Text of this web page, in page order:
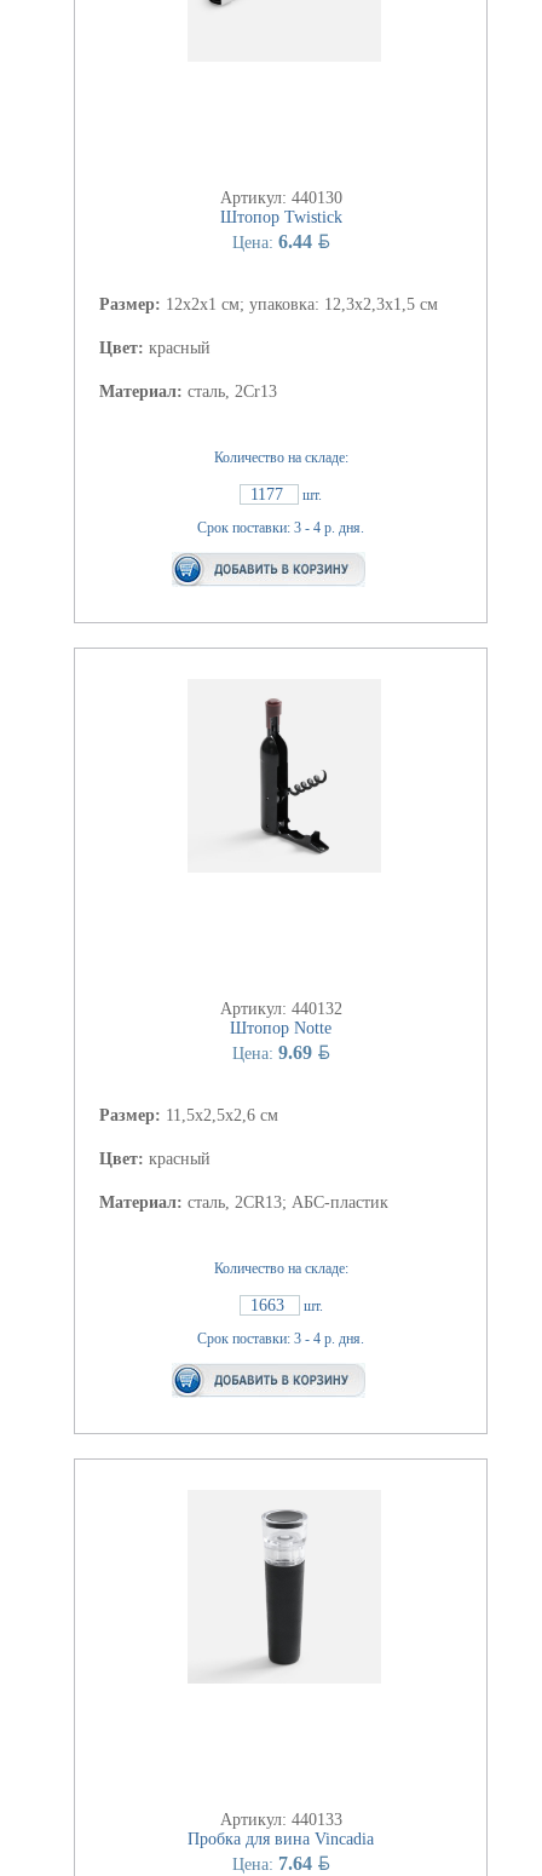
Артикул: 440130
Штопор Twistick
Цена: 6.44 BYN
Размер: 12х2х1 см; упаковка: 12,3х2,3х1,5 см
Цвет: красный
Материал: сталь, 2Cr13
Количество на складе:
1177
шт.
Срок поставки: 3 - 4 р. дня.
Артикул: 440132
Штопор Notte
Цена: 9.69 BYN
Размер: 11,5х2,5х2,6 см
Цвет: красный
Материал: сталь, 2CR13; АБС-пластик
Количество на складе:
1663
шт.
Срок поставки: 3 - 4 р. дня.
Артикул: 440133
Пробка для вина Vincadia
Цена: 7.64 BYN